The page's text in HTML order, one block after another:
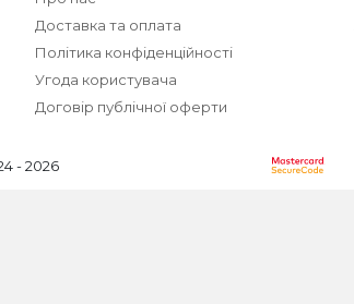
Доставка та оплата
Політика конфіденційності
Угода користувача
Договір публічної оферти
- 2026